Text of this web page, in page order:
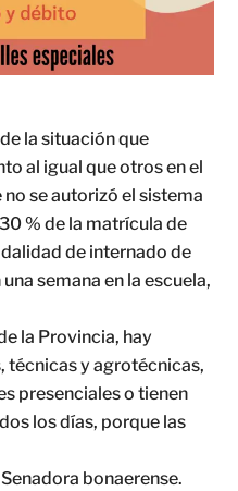
la situación que
al igual que otros en el
se autorizó el sistema
% de la matrícula de
de internado de
semana en la escuela,
la Provincia, hay
técnicas y agrotécnicas,
presenciales o tienen
los días, porque las
bonaerense.